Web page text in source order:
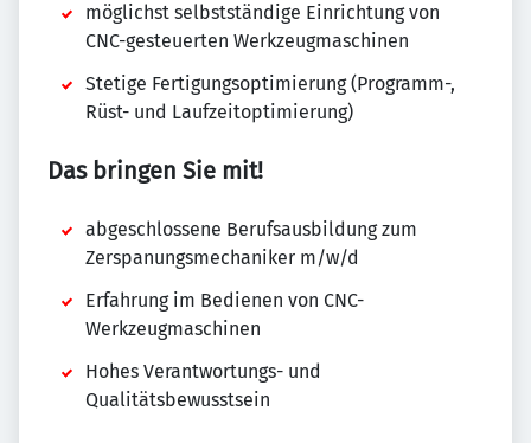
möglichst selbstständige Einrichtung von
CNC-gesteuerten Werkzeugmaschinen
Stetige Fertigungsoptimierung (Programm-,
Rüst- und Laufzeitoptimierung)
Das bringen Sie mit!
abgeschlossene Berufsausbildung zum
Zerspanungsmechaniker m/w/d
Erfahrung im Bedienen von CNC-
Werkzeugmaschinen
Hohes Verantwortungs- und
Qualitätsbewusstsein